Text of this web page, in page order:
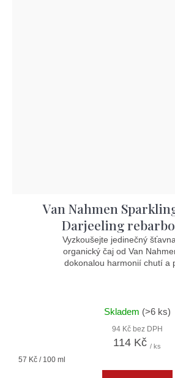
Van Nahmen
Darjeeling
Vyzkoušejte jedinečný
organický čaj od Van
dokonalou harmonií chutí a
Skladem (>6 ks)
94 Kč bez DPH
114 Kč / ks
Měrná
57 Kč / 100 ml